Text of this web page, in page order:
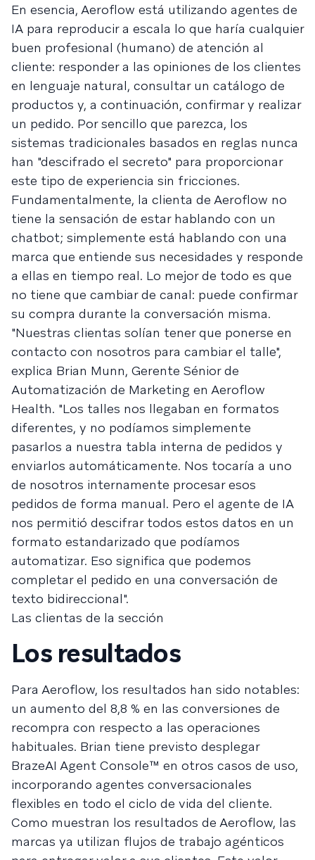
En esencia, Aeroflow está utilizando agentes de
IA para reproducir a escala lo que haría cualquier
buen profesional (humano) de atención al
cliente: responder a las opiniones de los clientes
en lenguaje natural, consultar un catálogo de
productos y, a continuación, confirmar y realizar
un pedido. Por sencillo que parezca, los
sistemas tradicionales basados en reglas nunca
han "descifrado el secreto" para proporcionar
este tipo de experiencia sin fricciones.
Fundamentalmente, la clienta de Aeroflow no
tiene la sensación de estar hablando con un
chatbot; simplemente está hablando con una
marca que entiende sus necesidades y responde
a ellas en tiempo real. Lo mejor de todo es que
no tiene que cambiar de canal: puede confirmar
su compra durante la conversación misma.
"Nuestras clientas solían tener que ponerse en
contacto con nosotros para cambiar el talle",
explica Brian Munn, Gerente Sénior de
Automatización de Marketing en Aeroflow
Health. "Los talles nos llegaban en formatos
diferentes, y no podíamos simplemente
pasarlos a nuestra tabla interna de pedidos y
enviarlos automáticamente. Nos tocaría a uno
de nosotros internamente procesar esos
pedidos de forma manual. Pero el agente de IA
nos permitió descifrar todos estos datos en un
formato estandarizado que podíamos
automatizar. Eso significa que podemos
completar el pedido en una conversación de
texto bidireccional".
Las clientas de la sección
Los resultados
Para Aeroflow, los resultados han sido notables:
un aumento del 8,8 % en las conversiones de
recompra con respecto a las operaciones
habituales. Brian tiene previsto desplegar
BrazeAI Agent Console™ en otros casos de uso,
incorporando agentes conversacionales
flexibles en todo el ciclo de vida del cliente.
Como muestran los resultados de Aeroflow, las
marcas ya utilizan flujos de trabajo agénticos